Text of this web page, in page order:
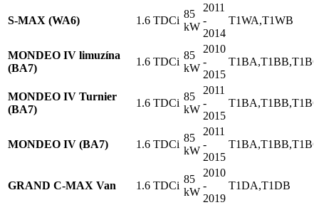
S-MAX (WA6) 1.6 TDCi
85
kW
2011
-
2014
T1WA,T1WB
MONDEO IV limuzína
(BA7)
1.6 TDCi
85
kW
2010
-
2015
MONDEO IV Turnier
(BA7)
1.6 TDCi
85
kW
2011
-
2015
MONDEO IV (BA7) 1.6 TDCi
85
kW
2011
-
2015
GRAND C-MAX Van 1.6 TDCi
85
kW
2010
-
2019
T1DA,T1DB